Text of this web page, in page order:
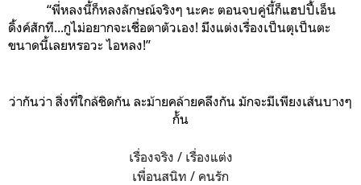
“พี่หลงนี้ก็หลงลักษณ์จริงๆ นะคะ ตอนจบคู่นี้ก็แฮปปี้เอ็น
ดิ้งค์สักที...กูไม่อยากจะเชื่อตาตัวเอง! มึงแต่งเรื่องเป็นตุเป็นตะ
ขนาดนี้เลยหรอวะ ไอหลง!”
ว่ากันว่า สิ่งที่ใกล้ชิดกัน ละม้ายคล้ายคลึงกัน มักจะมีเพียงเส้นบางๆ
กั้น
เรื่องจริง / เรื่องแต่ง
เพื่อนสนิท / คนรัก